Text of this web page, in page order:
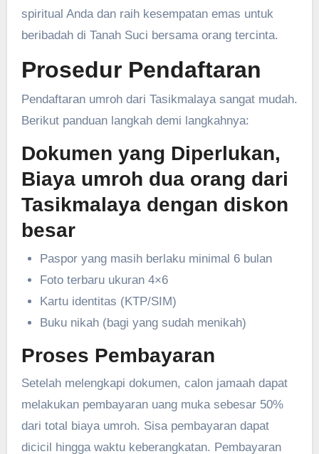
spiritual Anda dan raih kesempatan emas untuk
beribadah di Tanah Suci bersama orang tercinta.
Prosedur Pendaftaran
Pendaftaran umroh dari Tasikmalaya sangat mudah.
Berikut panduan langkah demi langkahnya:
Dokumen yang Diperlukan,
Biaya umroh dua orang dari
Tasikmalaya dengan diskon
besar
Paspor yang masih berlaku minimal 6 bulan
Foto terbaru ukuran 4×6
Kartu identitas (KTP/SIM)
Buku nikah (bagi yang sudah menikah)
Proses Pembayaran
Setelah melengkapi dokumen, calon jamaah dapat
melakukan pembayaran uang muka sebesar 50%
dari total biaya umroh. Sisa pembayaran dapat
dicicil hingga waktu keberangkatan. Pembayaran